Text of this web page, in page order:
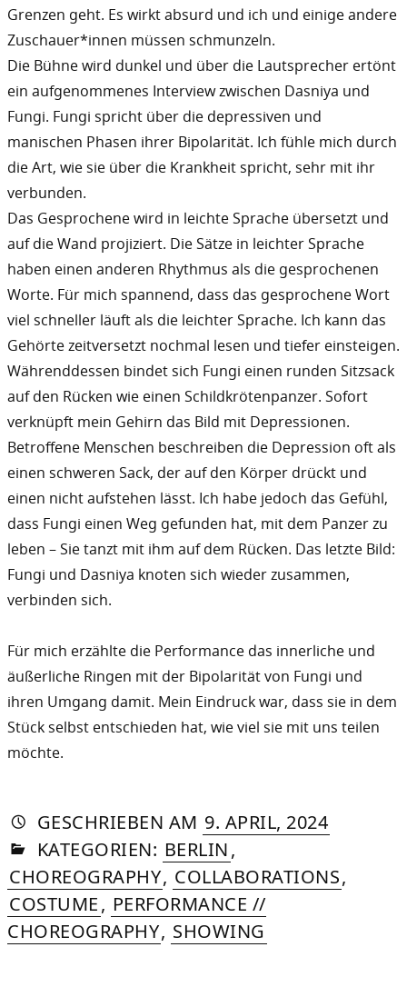
Grenzen geht. Es wirkt absurd und ich und einige andere
Zuschauer*innen müssen schmunzeln.
Die Bühne wird dunkel und über die Lautsprecher ertönt
ein aufgenommenes Interview zwischen Dasniya und
Fungi. Fungi spricht über die depressiven und
manischen Phasen ihrer Bipolarität. Ich fühle mich durch
die Art, wie sie über die Krankheit spricht, sehr mit ihr
verbunden.
Das Gesprochene wird in leichte Sprache übersetzt und
auf die Wand projiziert. Die Sätze in leichter Sprache
haben einen anderen Rhythmus als die gesprochenen
Worte. Für mich spannend, dass das gesprochene Wort
viel schneller läuft als die leichter Sprache. Ich kann das
Gehörte zeitversetzt nochmal lesen und tiefer einsteigen.
Währenddessen bindet sich Fungi einen runden Sitzsack
auf den Rücken wie einen Schildkrötenpanzer. Sofort
verknüpft mein Gehirn das Bild mit Depressionen.
Betroffene Menschen beschreiben die Depression oft als
einen schweren Sack, der auf den Körper drückt und
einen nicht aufstehen lässt. Ich habe jedoch das Gefühl,
dass Fungi einen Weg gefunden hat, mit dem Panzer zu
leben – Sie tanzt mit ihm auf dem Rücken. Das letzte Bild:
Fungi und Dasniya knoten sich wieder zusammen,
verbinden sich.
Für mich erzählte die Performance das innerliche und
äußerliche Ringen mit der Bipolarität von Fungi und
ihren Umgang damit. Mein Eindruck war, dass sie in dem
Stück selbst entschieden hat, wie viel sie mit uns teilen
möchte.
GESCHRIEBEN VON
AUTORIN
DASNIYA
SOMMER
AM 9. APRIL, 2024»7.
2025
IN
KATEGORIEN: BERLIN,
CHOREOGRAPHY, COLLABORATIONS,
COSTUME, PERFORMANCE //
CHOREOGRAPHY, SHOWING